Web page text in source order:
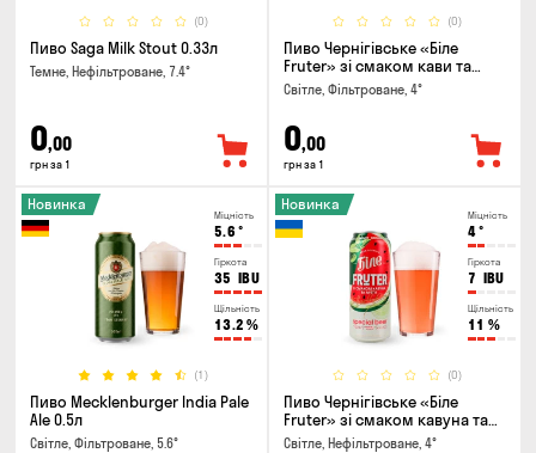
(0)
Пиво Saga Milk Stout 0.33л
Темне, Нефільтроване, 7.4°
0,00
грн за 1
(0)
Пиво Чернігівське «Біле
Fruter» зі смаком кави та
апельсину 0.5л
Світле, Фільтроване, 4°
0,00
грн за 1
Міцність
5.6 °
Гіркота
35 IBU
Щільність
13.2 %
(1)
Новинка
Пиво Mecklenburger India Pale
Ale 0.5л
Світле, Фільтроване, 5.6°
Міцність
4°
Гіркота
7 IBU
Щільність
11 %
(0)
Новинка
Пиво Чернігівське «Біле
Fruter» зі смаком кавуна та
м'яти 0.5л
Світле, Нефільтроване, 4°